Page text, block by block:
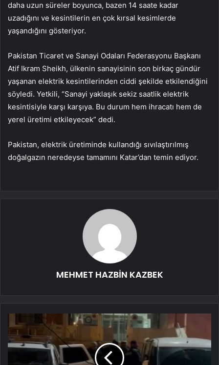
daha uzun süreler boyunca, bazen 14 saate kadar
uzadığını ve kesintilerin en çok kırsal kesimlerde
yaşandığını gösteriyor.
Pakistan Ticaret ve Sanayi Odaları Federasyonu Başkanı
Atif Ikram Sheikh, ülkenin sanayisinin son birkaç gündür
yaşanan elektrik kesintilerinden ciddi şekilde etkilendiğini
söyledi. Yetkili, “Sanayi yaklaşık sekiz saatlik elektrik
kesintisiyle karşı karşıya. Bu durum hem ihracatı hem de
yerel üretimi etkileyecek” dedi.
Pakistan, elektrik üretiminde kullandığı sıvılaştırılmış
doğalgazın neredeyse tamamını Katar’dan temin ediyor.
MEHMET HAZBİN KAZBEK